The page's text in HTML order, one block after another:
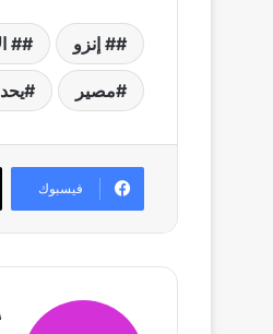
# إنزو #
مصير
فيسبوك